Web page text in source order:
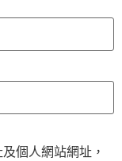
個人網站網址，